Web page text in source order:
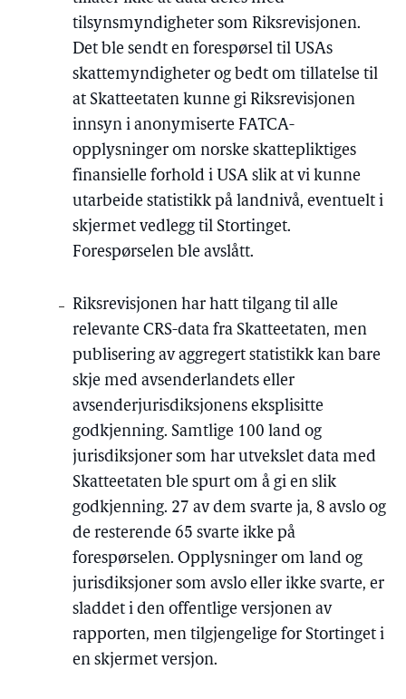
tilsynsmyndigheter som Riksrevisjonen.
Det ble sendt en forespørsel til USAs
skattemyndigheter og bedt om tillatelse til
at Skatteetaten kunne gi Riksrevisjonen
innsyn i anonymiserte FATCA-
opplysninger om norske skattepliktiges
finansielle forhold i USA slik at vi kunne
utarbeide statistikk på landnivå, eventuelt i
skjermet vedlegg til Stortinget.
Forespørselen ble avslått.
Riksrevisjonen har hatt tilgang til alle
relevante CRS-data fra Skatteetaten, men
publisering av aggregert statistikk kan bare
skje med avsenderlandets eller
avsenderjurisdiksjonens eksplisitte
godkjenning. Samtlige 100 land og
jurisdiksjoner som har utvekslet data med
Skatteetaten ble spurt om å gi en slik
godkjenning. 27 av dem svarte ja, 8 avslo og
de resterende 65 svarte ikke på
forespørselen. Opplysninger om land og
jurisdiksjoner som avslo eller ikke svarte, er
sladdet i den offentlige versjonen av
rapporten, men tilgjengelige for Stortinget i
en skjermet versjon.